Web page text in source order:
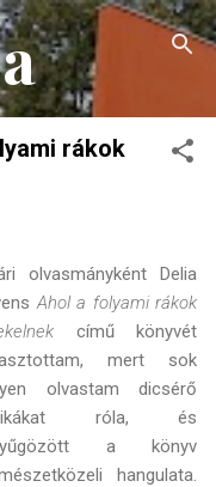
rákok
olvasmányként Delia
Ahol a folyami rákok
című könyvét
mert sok
olvastam dicsérő
róla, és
a könyv
hangulata.